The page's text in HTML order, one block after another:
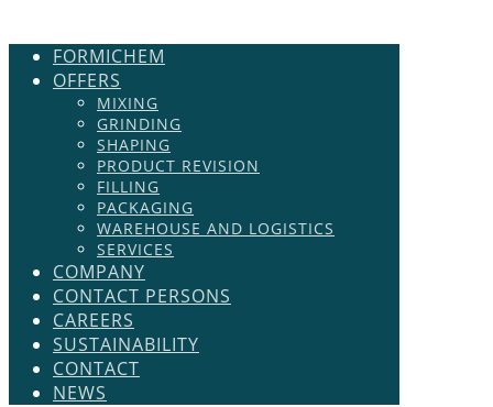
FORMICHEM
OFFERS
MIXING
GRINDING
SHAPING
PRODUCT REVISION
FILLING
PACKAGING
WAREHOUSE AND LOGISTICS
SERVICES
COMPANY
CONTACT PERSONS
CAREERS
SUSTAINABILITY
CONTACT
NEWS